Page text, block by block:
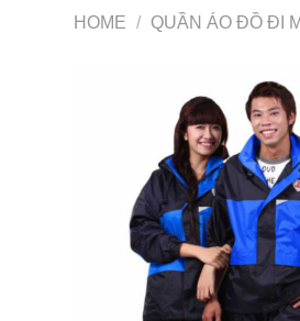
HOME / QUẦN ÁO ĐỒ ĐI